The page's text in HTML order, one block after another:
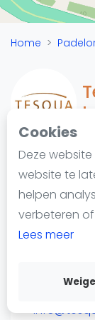
Cookies
Deze
website te
helpen
verbeteren
Lees meer
Nieuws
Blog artikelen
Vragen over
Over ons
Contact
Adverteren
Insights
Join
Home
6715CT Ede
https://